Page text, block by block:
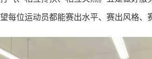
每位运动员都能赛出水平、赛出风格、